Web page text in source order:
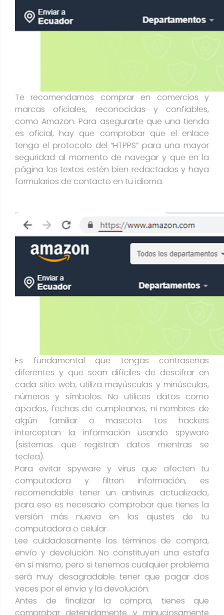
Te recomendamos comprar en comercios y
marcas oficiales, reconocidas y confiables,
como Amazon. Para asegurarte que una tienda
es oficial, hay que comprobar que el enlace
tenga el protocolo del “HTPPS” para una mayor
seguridad al momento de navegar y que en la
página los textos estén bien redactados y haya
formularios de contacto en tu idioma.
Es fundamental que tengas contraseñas
diferentes y que sean difíciles de descifrar en
cada sitio web, utiliza mayúsculas y minúsculas,
números y símbolos. No utilices datos como
apodos, fechas de cumpleaños, ni nombres de
algún familiar o mascota. Los hackers
interceptan la información usando spyware
(sistemas que registran datos mientras se
teclea).
Para evitar spyware y virus que afecten tu
computadora y filtren información, es
recomendable tener un antivirus actualizado,
para eso es necesario comprobar que tienes la
versión más nueva en los ajustes de tu
computadora o celular.
Lee cuidadosamente los términos de compra,
envío y devolución. No constituyen una estafa
en sí mismo, pero si tenemos cualquier problema
será muy desagradable tener que pagar dos
veces por el envío y la devolución.
Antes de finalizar la compra, tienes que
comprobar detenidamente y minuciosamente